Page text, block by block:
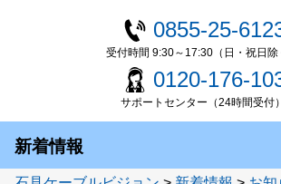
0855-25-
受付時間 9:30～17:30（日・祝日除
0120-176-
サポートセンター（24時間受付）
新着情報